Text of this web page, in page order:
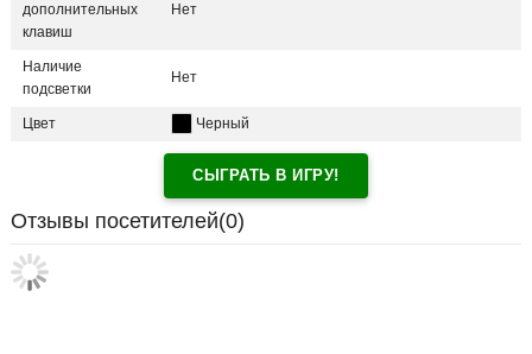
дополнительных
клавиш
Нет
Наличие
подсветки
Нет
Цвет Черный
СЫГРАТЬ В ИГРУ!
Отзывы посетителей(0)